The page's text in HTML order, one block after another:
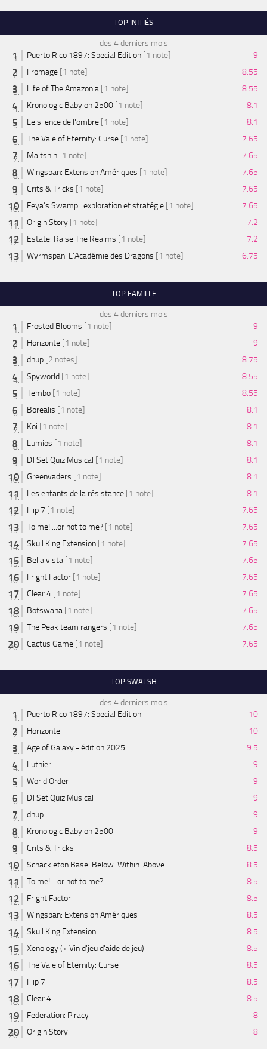
TOP INITIÉS
des 4 derniers mois
Puerto Rico 1897: Special Edition [1 note]
9
Fromage [1 note]
8.55
Life of The Amazonia [1 note]
8.55
Kronologic Babylon 2500 [1 note]
8.1
Le silence de l'ombre [1 note]
8.1
The Vale of Eternity: Curse [1 note]
7.65
Maitshin [1 note]
7.65
Wingspan: Extension Amériques [1 note]
7.65
Crits & Tricks [1 note]
7.65
Feya’s Swamp : exploration et stratégie [1 note]
7.65
Origin Story [1 note]
7.2
Estate: Raise The Realms [1 note]
7.2
Wyrmspan: L'Académie des Dragons [1 note] 6.75
TOP FAMILLE
des 4 derniers mois
Frosted Blooms [1 note]
9
Horizonte [1 note]
9
dnup [2 notes]
8.75
Spyworld [1 note]
8.55
Tembo [1 note]
8.55
Borealis [1 note]
8.1
Koi [1 note]
8.1
Lumios [1 note]
8.1
DJ Set Quiz Musical [1 note]
8.1
Greenvaders [1 note]
8.1
Les enfants de la résistance [1 note]
8.1
Flip 7 [1 note]
7.65
To me! ...or not to me? [1 note]
7.65
Skull King Extension [1 note]
7.65
Bella vista [1 note]
7.65
Fright Factor [1 note]
7.65
Clear 4 [1 note]
7.65
Botswana [1 note]
7.65
The Peak team rangers [1 note]
7.65
Cactus Game [1 note] 7.65
TOP SWATSH
des 4 derniers mois
Puerto Rico 1897: Special Edition
10
Horizonte
10
Age of Galaxy - édition 2025
9.5
Luthier
9
World Order
9
DJ Set Quiz Musical
9
dnup
9
Kronologic Babylon 2500
9
Crits & Tricks
8.5
Schackleton Base: Below. Within. Above.
8.5
To me! ...or not to me?
8.5
Fright Factor
8.5
Wingspan: Extension Amériques
8.5
Skull King Extension
8.5
Xenology (+ Vin d'jeu d'aide de jeu)
8.5
The Vale of Eternity: Curse
8.5
Flip 7
8.5
Clear 4
8.5
Federation: Piracy
8
Origin Story
8